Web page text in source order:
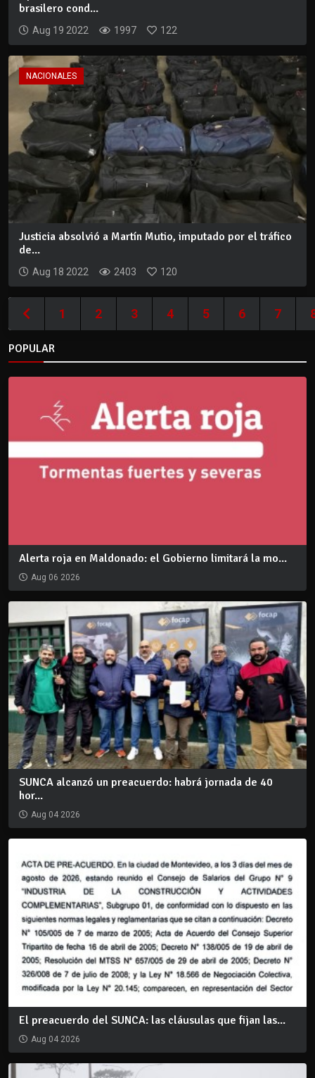
brasilero cond...
Aug 19 2022 1997 122
NACIONALES
Justicia absolvió a Martín Mutio, imputado por el tráfico
de...
Aug 18 2022 2403 120
1 2 3 4 5 6 7
POPULAR
Alerta roja en Maldonado: el Gobierno limitará la mo...
Aug 06 2026
SUNCA alcanzó un preacuerdo: habrá jornada de 40
hor...
Aug 04 2026
El preacuerdo del SUNCA: las cláusulas que fijan las...
Aug 04 2026